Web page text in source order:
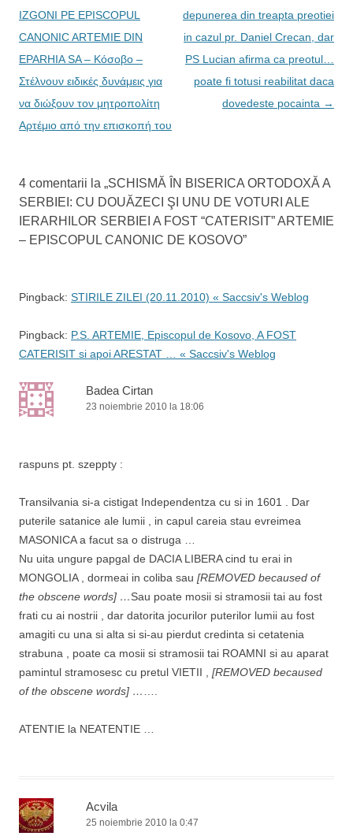
v
i
g
a
r
e
a
r
o
IZGONI PE EPISCOPUL
CANONIC ARTEMIE DIN
EPARHIA SA – Κόσοβο –
Στέλνουν ειδικές δυνάμεις για
να διώξουν τον μητροπολίτη
Αρτέμιο από την επισκοπή του
depunerea din treapta preotiei
in cazul pr. Daniel Crecan, dar
PS Lucian afirma ca preotul…
poate fi totusi reabilitat daca
dovedeste pocainta →
4 comentarii la „SCHISMĂ ÎN BISERICA ORTODOXĂ A
SERBIEI: CU DOUĂZECI ŞI UNU DE VOTURI ALE
IERARHILOR SERBIEI A FOST “CATERISIT” ARTEMIE
– EPISCOPUL CANONIC DE KOSOVO”
Pingback: STIRILE ZILEI (20.11.2010) « Saccsiv's Weblog
Pingback: P.S. ARTEMIE, Episcopul de Kosovo, A FOST
CATERISIT si apoi ARESTAT … « Saccsiv's Weblog
Badea Cirtan
23 noiembrie 2010 la 18:06
raspuns pt. szeppty :
Transilvania si-a cistigat Independentza cu si in 1601 . Dar
puterile satanice ale lumii , in capul careia stau evreimea
MASONICA a facut sa o distruga …
Nu uita ungure papgal de DACIA LIBERA cind tu erai in
MONGOLIA , dormeai in coliba sau [REMOVED becaused of
the obscene words] …Sau poate mosii si stramosii tai au fost
frati cu ai nostrii , dar datorita jocurilor puterilor lumii au fost
amagiti cu una si alta si si-au pierdut credinta si cetatenia
strabuna , poate ca mosii si stramosii tai ROAMNI si au aparat
pamintul stramosesc cu pretul VIETII , [REMOVED becaused
of the obscene words] …
ATENTIE la NEATENTIE …
Acvila
25 noiembrie 2010 la 0:47